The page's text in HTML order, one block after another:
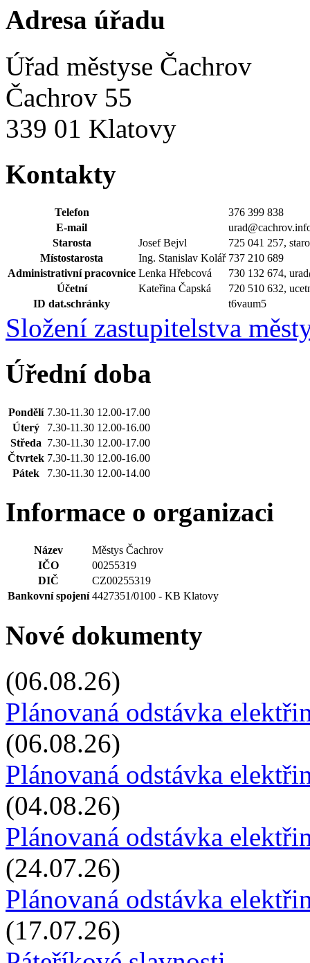
Adresa úřadu
Úřad městyse Čachrov
Čachrov 55
339 01 Klatovy
Kontakty
Telefon
376 399 838
E-mail
Starosta
Josef Bejvl
725 041 257,
Místostarosta
Ing. Stanislav Kolář 737 210 689
Administrativní pracovnice Lenka Hřebcová
730 132 674,
Účetní
Kateřina Čapská
720 510 632,
ID dat.schránky
t6vaum5
Složení zastupitelstva
Úřední doba
Pondělí 7.30-11.30 12.00-17.00
Úterý
7.30-11.30 12.00-16.00
Středa 7.30-11.30 12.00-17.00
Čtvrtek 7.30-11.30 12.00-16.00
Pátek
7.30-11.30 12.00-14.00
Informace o organizaci
Název
Městys Čachrov
IČO
00255319
DIČ
CZ00255319
Bankovní spojení 4427351/0100 - KB Klatovy
Nové dokumenty
(06.08.26)
Plánovaná odstávka
(06.08.26)
Plánovaná odstávka
(04.08.26)
Plánovaná odstávka
(24.07.26)
Plánovaná odstávka
(17.07.26)